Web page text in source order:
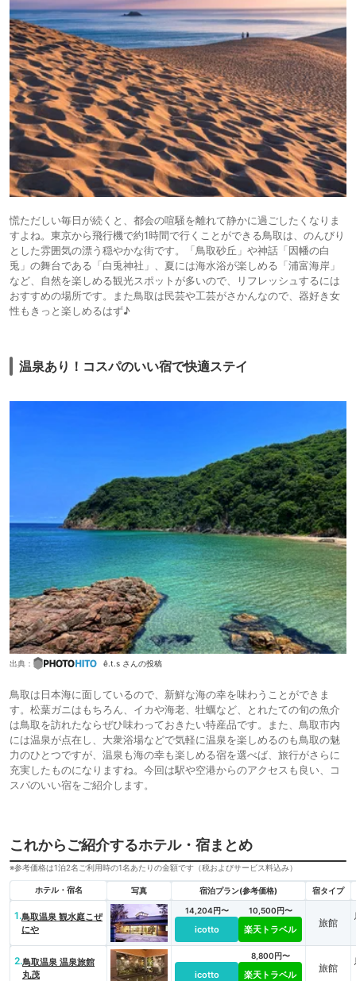
慌ただしい毎日が続くと、都会の喧騒を離れて静かに過ごしたくなりま
すよね。東京から飛行機で約1時間で行くことができる鳥取は、のんびり
とした雰囲気の漂う穏やかな街です。「鳥取砂丘」や神話「因幡の白
兎」の舞台である「白兎神社」、夏には海水浴が楽しめる「浦富海岸」
など、自然を楽しめる観光スポットが多いので、リフレッシュするには
おすすめの場所です。また鳥取は民芸や工芸がさかんなので、器好き女
性もきっと楽しめるはず♪
温泉あり！コスパのいい宿で快適ステイ
出典： ê.t.s さんの投稿
鳥取は日本海に面しているので、新鮮な海の幸を味わうことができま
す。松葉ガニはもちろん、イカや海老、牡蠣など、とれたての旬の魚介
は鳥取を訪れたならぜひ味わっておきたい特産品です。また、鳥取市内
には温泉が点在し、大衆浴場などで気軽に温泉を楽しめるのも鳥取の魅
力のひとつですが、温泉も海の幸も楽しめる宿を選べば、旅行がさらに
充実したものになりますね。今回は駅や空港からのアクセスも良い、コ
スパのいい宿をご紹介します。
これからご紹介するホテル・宿まとめ
※参考価格は1泊2名ご利用時の1名あたりの金額です（税およびサービス料込み）
ホテル・宿名 写真 宿泊プラン(参考価格) 宿タイプ
1.鳥取温泉 観水庭こぜ
にや
14,204円〜
icotto
10,500円〜
楽天トラベル
旅館
2.鳥取温泉 温泉旅館
丸茂
icotto
8,800円〜
楽天トラベル
旅館